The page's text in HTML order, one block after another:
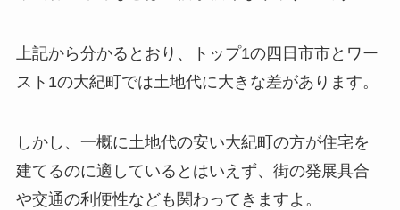
上記から分かるとおり、トップ1の四日市市とワー
スト1の大紀町では土地代に大きな差があります。
しかし、一概に土地代の安い大紀町の方が住宅を
建てるのに適しているとはいえず、街の発展具合
や交通の利便性なども関わってきますよ。